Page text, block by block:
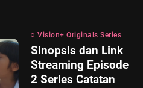
Vision+ Originals Series
Sinopsis dan Link
Streaming Episode
2 Series Catatan